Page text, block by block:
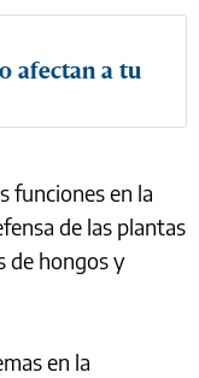
afectan a tu
funciones en la
de las plantas
de hongos y
en la